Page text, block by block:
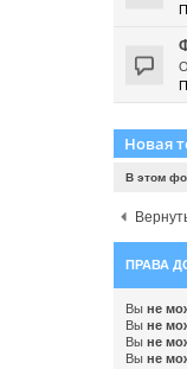
Новая
В этом
ПРАВА
Вы не
Вы не
Вы не
Вы не